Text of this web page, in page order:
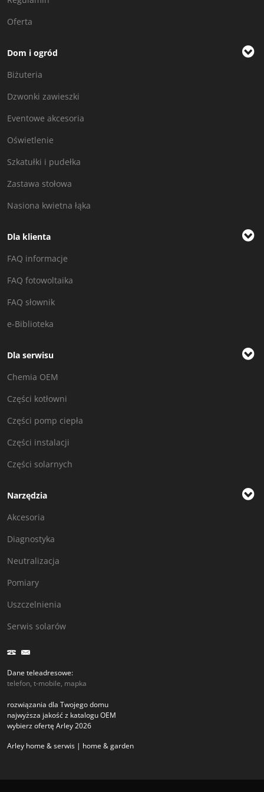
Oferta
Dom i ogród
Biżuteria
Dzwonki zawieszki
Eventowe akcesoria
Oświetlenie
Szkatułki i pudełka
Zastawa stołowa
Nasiona kwietna łąka
Dla klienta
FAQ informacje
FAQ fotowoltaika
FAQ słownik
e-Biblioteka
Dla serwisu
Chemia OEM
Części kotłowni
Części pomp ciepła
Części instalacji
Części solarnych
Narzędzia
Akcesoria
Diagnostyka
Neutralizacja
Pomiary
Uszczelnienia
Serwis solarów
Dane teleadresowe:
telefon, t-mobile, mapka
rozwiązania dla Twojego domu
najwyższa jakość z katalogu OEM
wybierz ofertę Arley 2026
Arley home & serwis | home & garden